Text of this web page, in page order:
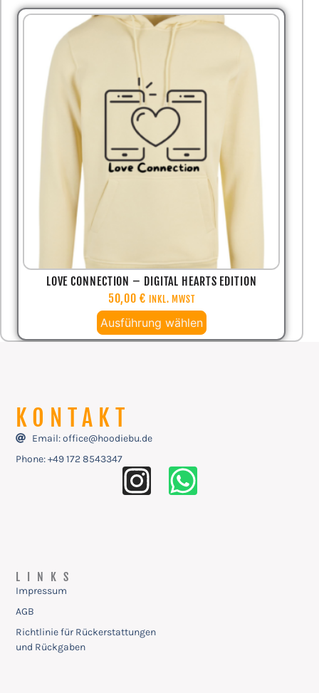
LOVE CONNECTION – DIGITAL HEARTS EDITION
50,00€ INKL. MWST
Ausführung wählen
LINKS
Impressum
AGB
Richtlinie für Rückerstattungen
und Rückgaben
KONTAKT
Email: office@hoodiebu.de
Phone: ‭+49 172 8543347